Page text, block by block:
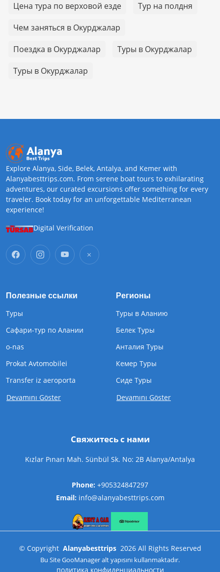
Цена тура по верховой езде
Тур на полдня
Чем заняться в Окурджалар
Поездка в Окурджалар
Туры в Окурджалар
Туры в Окурджалар
Explore Alanya, Side, Belek, Antalya, and Kemer with
Alanyabesttrips.com. From serene boat tours to exhilarating
adventures, our curated excursions offer something for every
traveler. Book today for an unforgettable Mediterranean
experience!
Digital Verification
Полезные ссылки
Туры
Сафари-тур по Алании
o-nas
Prokat Avtomobilei
Transfer iz aeroporta
Devamını Göster
Регионы
Туры в Аланию
Белек Туры
Анталия Туры
Кемер Туры
Cиде Туры
Devamını Göster
Свяжитесь с нами
Kızlar Pınarı Mah. Sünbül Sk. No: 2B Alanya/Antalya
Phone: +905324847297
Email: info@alanyabesttrips.com
© Copyright Alanyabesttrips 2026 All Rights Reserved
Bu SiteGooManageralt yapısını kullanmaktadır.
политика конфиденциальности